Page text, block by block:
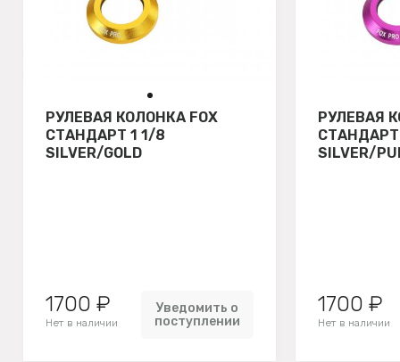
РУЛЕВАЯ КОЛОНКА FOX
СТАНДАРТ 1 1/8
SILVER/GOLD
1700 ₽
Нет в наличии
Уведомить о
поступлении
РУЛЕВАЯ
СТАНДАРТ
SILVER/
1700 ₽
Нет в наличии